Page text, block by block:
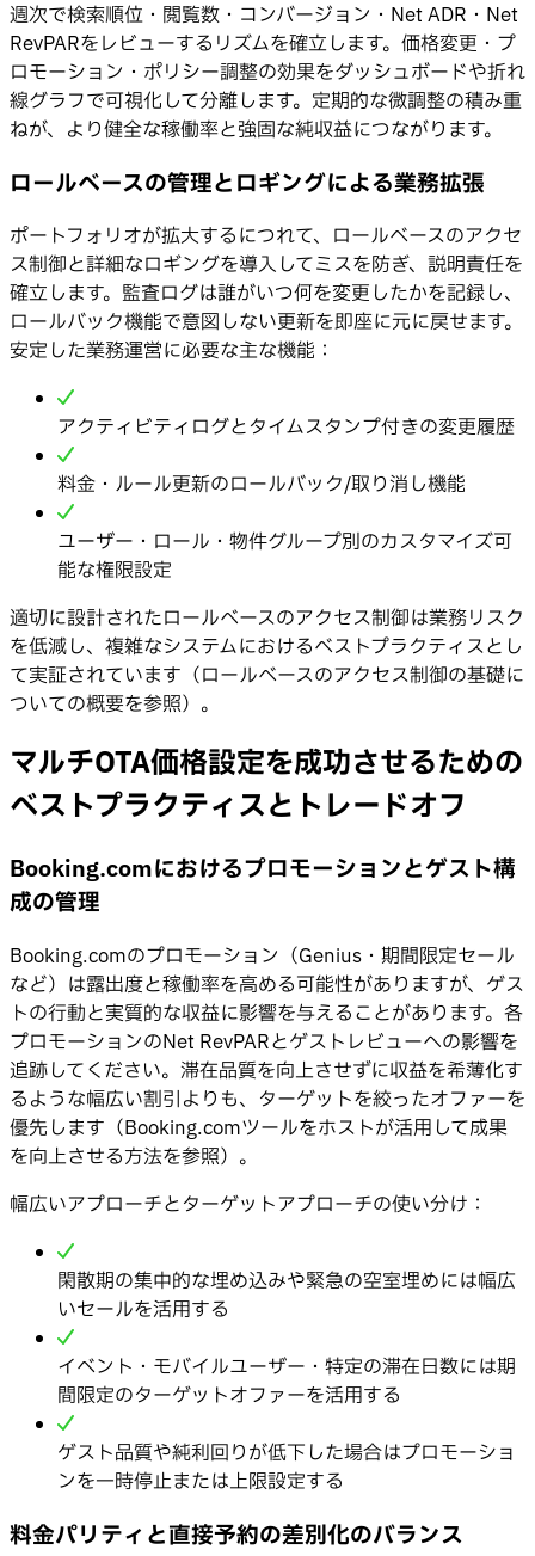
週次で検索順位・閲覧数・コンバージョン・Net ADR・Net
RevPARをレビューするリズムを確立します。価格変更・プ
ロモーション・ポリシー調整の効果をダッシュボードや折れ
線グラフで可視化して分離します。定期的な微調整の積み重
ねが、より健全な稼働率と強固な純収益につながります。
ロールベースの管理とロギングによる業務拡張
ポートフォリオが拡大するにつれて、ロールベースのアクセ
ス制御と詳細なロギングを導入してミスを防ぎ、説明責任を
確立します。監査ログは誰がいつ何を変更したかを記録し、
ロールバック機能で意図しない更新を即座に元に戻せます。
安定した業務運営に必要な主な機能：
アクティビティログとタイムスタンプ付きの変更履歴
料金・ルール更新のロールバック/取り消し機能
ユーザー・ロール・物件グループ別のカスタマイズ可
能な権限設定
適切に設計されたロールベースのアクセス制御は業務リスク
を低減し、複雑なシステムにおけるベストプラクティスとし
て実証されています（ロールベースのアクセス制御の基礎に
ついての概要を参照）。
マルチOTA価格設定を成功させるための
ベストプラクティスとトレードオフ
Booking.comにおけるプロモーションとゲスト構
成の管理
Booking.comのプロモーション（Genius・期間限定セール
など）は露出度と稼働率を高める可能性がありますが、ゲス
トの行動と実質的な収益に影響を与えることがあります。各
プロモーションのNet RevPARとゲストレビューへの影響を
追跡してください。滞在品質を向上させずに収益を希薄化す
るような幅広い割引よりも、ターゲットを絞ったオファーを
優先します（Booking.comツールをホストが活用して成果
を向上させる方法を参照）。
幅広いアプローチとターゲットアプローチの使い分け：
閑散期の集中的な埋め込みや緊急の空室埋めには幅広
いセールを活用する
イベント・モバイルユーザー・特定の滞在日数には期
間限定のターゲットオファーを活用する
ゲスト品質や純利回りが低下した場合はプロモーショ
ンを一時停止または上限設定する
料金パリティと直接予約の差別化のバランス